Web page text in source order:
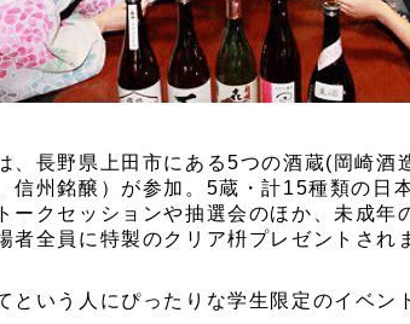
、長野県上田市にある5つの酒蔵(岡崎酒
信州銘醸）が参加。5蔵・計15種類の日
ークセッションや抽選会のほか、未成年
者全員に特製のクリア枡プレゼントされ
という人にぴったりな学生限定のイベン